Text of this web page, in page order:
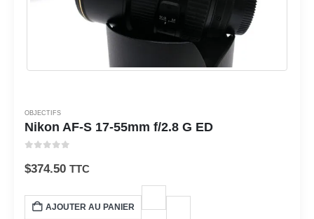
OBJECTIFS
Nikon AF-S 17-55mm f/2.8 G ED
$374.50 TTC
AJOUTER AU PANIER